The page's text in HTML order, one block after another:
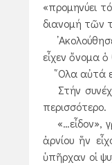
«προμηνύει
διανομή τῶν
εἶχεν ὄνομα
῞Ολα αὐτά
Στήν
περισσότερο.
«…εἶδον»,
ἀρνίου ἥν
ὑπῆρχαν οἱ